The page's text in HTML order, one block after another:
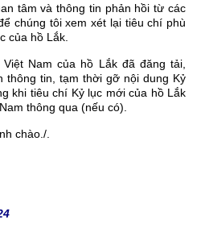
tâm và thông tin phản hồi từ các
chúng tôi xem xét lại tiêu chí phù
của hồ Lắk.
Nam của hồ Lắk đã đăng tải,
thông tin, tạm thời gỡ nội dung Kỷ
khi tiêu chí Kỷ lục mới của hồ Lắk
thông qua (nếu có).
chào./.